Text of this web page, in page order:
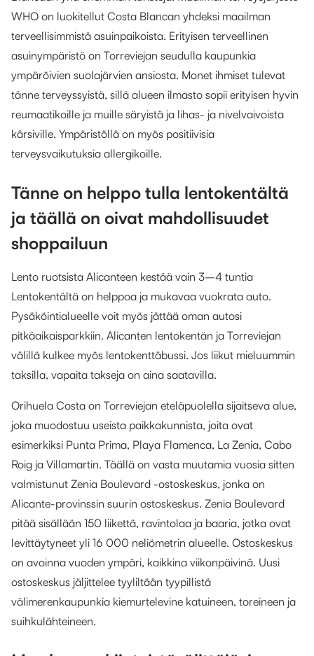
WHO on luokitellut Costa Blancan yhdeksi maailman
terveellisimmistä asuinpaikoista. Erityisen terveellinen
asuinympäristö on Torreviejan seudulla kaupunkia
ympäröivien suolajärvien ansiosta. Monet ihmiset tulevat
tänne terveyssyistä, sillä alueen ilmasto sopii erityisen hyvin
reumaatikoille ja muille säryistä ja lihas- ja nivelvaivoista
kärsiville. Ympäristöllä on myös positiivisia
terveysvaikutuksia allergikoille.
Tänne on helppo tulla lentokentältä
ja täällä on oivat mahdollisuudet
shoppailuun
Lento ruotsista Alicanteen kestää vain 3–4 tuntia
Lentokentältä on helppoa ja mukavaa vuokrata auto.
Pysäköintialueelle voit myös jättää oman autosi
pitkäaikaisparkkiin. Alicanten lentokentän ja Torreviejan
välillä kulkee myös lentokenttäbussi. Jos liikut mieluummin
taksilla, vapaita takseja on aina saatavilla.
Orihuela Costa on Torreviejan eteläpuolella sijaitseva alue,
joka muodostuu useista paikkakunnista, joita ovat
esimerkiksi Punta Prima, Playa Flamenca, La Zenia, Cabo
Roig ja Villamartin. Täällä on vasta muutamia vuosia sitten
valmistunut Zenia Boulevard -ostoskeskus, jonka on
Alicante-provinssin suurin ostoskeskus. Zenia Boulevard
pitää sisällään 150 liikettä, ravintolaa ja baaria, jotka ovat
levittäytyneet yli 16 000 neliömetrin alueelle. Ostoskeskus
on avoinna vuoden ympäri, kaikkina viikonpäivinä. Uusi
ostoskeskus jäljittelee tyyliltään tyypillistä
välimerenkaupunkia kiemurtelevine katuineen, toreineen ja
suihkulähteineen.